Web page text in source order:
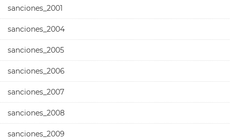
sanciones_2001
sanciones_2004
sanciones_2005
sanciones_2006
sanciones_2007
sanciones_2008
sanciones_2009